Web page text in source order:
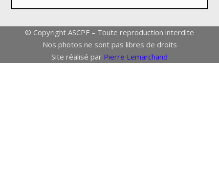
© Copyright ASCPF – Toute reproduction interdite
Nos photos ne sont pas libres de droits
Site réalisé par Pierre Lemarchand